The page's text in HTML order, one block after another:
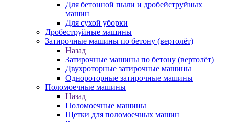
Для бетонной пыли и дробейструйных
машин
Для сухой уборки
Дробеструйные машины
Затирочные машины по бетону (вертолёт)
Назад
Затирочные машины по бетону (вертолёт)
Двухроторные затирочные машины
Однороторные затирочные машины
Поломоечные машины
Назад
Поломоечные машины
Щетки для поломоечных машин